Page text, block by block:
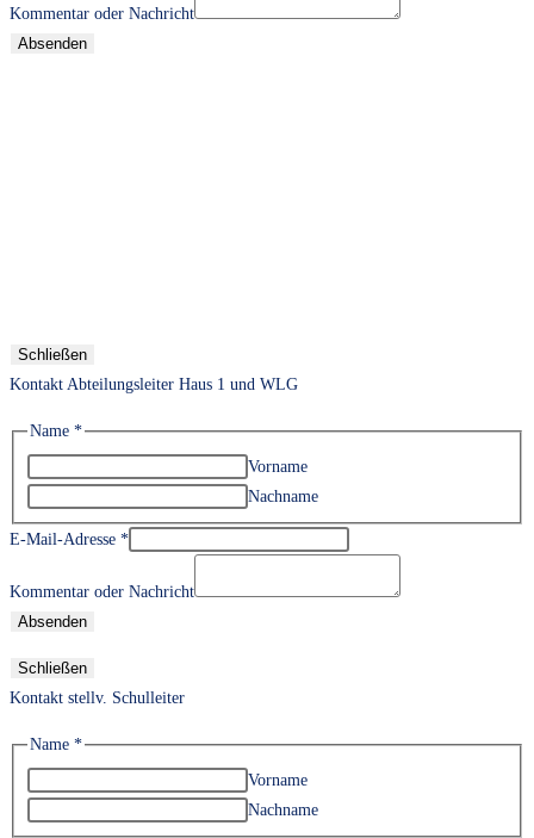
Kommentar oder Nachricht
Absenden
Schließen
Kontakt Abteilungsleiter Haus 1 und WLG
Name *
Vorname
Nachname
E-Mail-Adresse *
Kommentar oder Nachricht
Absenden
Schließen
Kontakt stellv. Schulleiter
Name *
Vorname
Nachname